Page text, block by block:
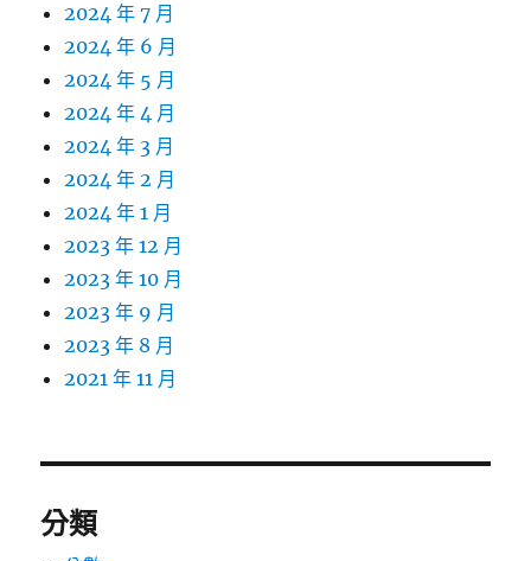
2024 年 7 月
2024 年 6 月
2024 年 5 月
2024 年 4 月
2024 年 3 月
2024 年 2 月
2024 年 1 月
2023 年 12 月
2023 年 10 月
2023 年 9 月
2023 年 8 月
2021 年 11 月
分類